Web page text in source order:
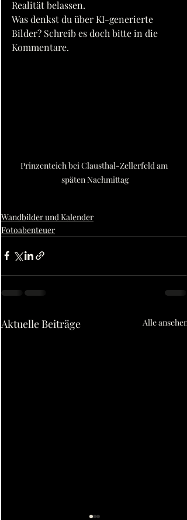
Realität belassen.
Was denkst du über KI-generierte
Bilder? Schreib es doch bitte in die
Kommentare.
Prinzenteich bei Clausthal-Zellerfeld am
späten Nachmittag
Wandbilder und Kalender
Fotoabenteuer
Aktuelle Beiträge Alle ansehen